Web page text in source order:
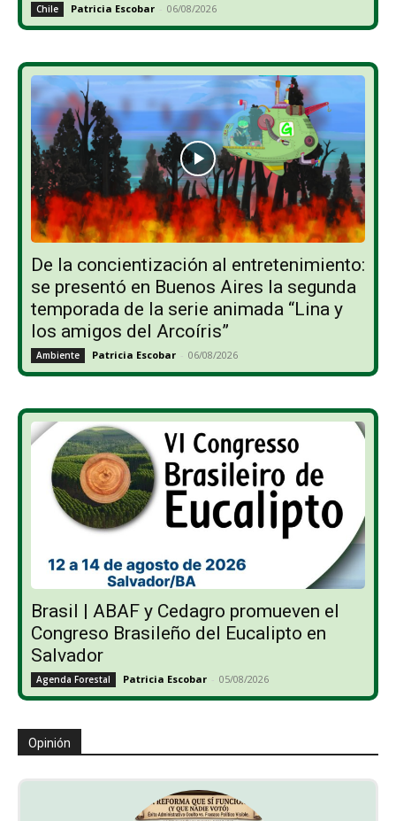
Chile Patricia Escobar - 06/08/2026
De la concientización al entretenimiento:
se presentó en Buenos Aires la segunda
temporada de la serie animada “Lina y
los amigos del Arcoíris”
Ambiente Patricia Escobar - 06/08/2026
Brasil | ABAF y Cedagro promueven el
Congreso Brasileño del Eucalipto en
Salvador
Agenda Forestal Patricia Escobar - 05/08/2026
Opinión